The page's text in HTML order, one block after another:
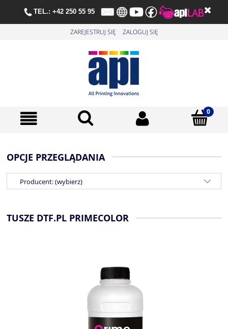
TE L.: +42 250 55 95
ZAREJESTRUJ SIĘ ZALOGUJ SIĘ
OPCJE PRZEGLĄDANIA
Producent: (wybierz)
TUSZE DTF.PL PRIMECOLOR